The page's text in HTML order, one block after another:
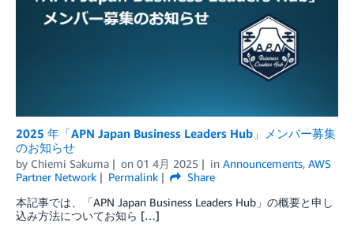
2025 年「APN Japan Business Leaders Hub」メンバー募集
のお知らせ
by Chiemi Sakuma on 01 4月 2025 in Announcements, AWS
Partner Network
Permalink
Share
本記事では、「APN Japan Business Leaders Hub」の概要と申し
込み方法についてお知ら […]